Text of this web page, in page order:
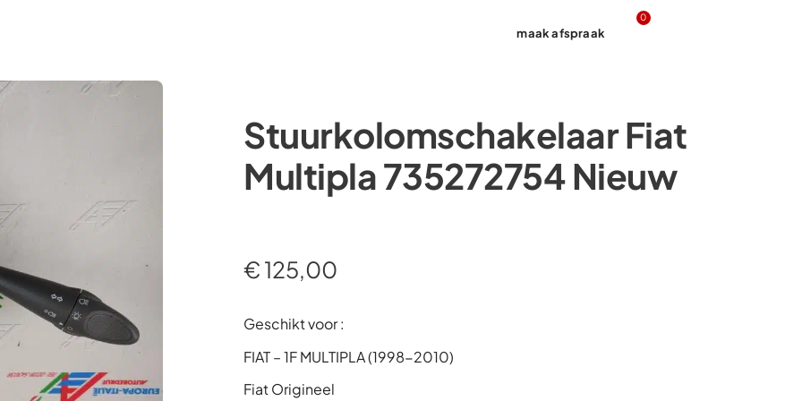
maak afspraak
0
Stuurkolomschakelaar Fiat
Multipla 735272754 Nieuw
€125,00
Geschikt voor :
FIAT – 1F MULTIPLA (1998-2010)
Fiat Origineel